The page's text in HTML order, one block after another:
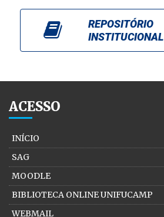
REPOSITÓRIO
INSTITUCIONAL
ACESSO
INÍCIO
SAG
MOODLE
BIBLIOTECA ONLINE UNIFUCAMP
WEBMAIL